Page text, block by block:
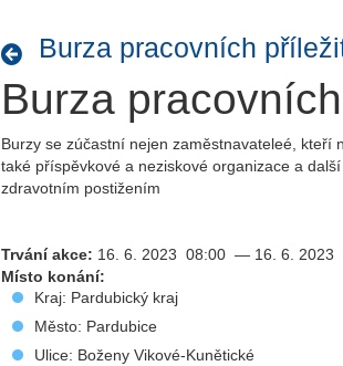
Burza pracovních
Burza
Burzy se zúčastní nejen zaměstnavateleé,
také příspěvkové a neziskové organizace a
zdravotním postižením
Trvání akce: 16. 6. 2023 08:00 — 16. 6. 2023
Místo konání:
Kraj: Pardubický kraj
Město: Pardubice
Ulice: Boženy Vikové-Kunětické